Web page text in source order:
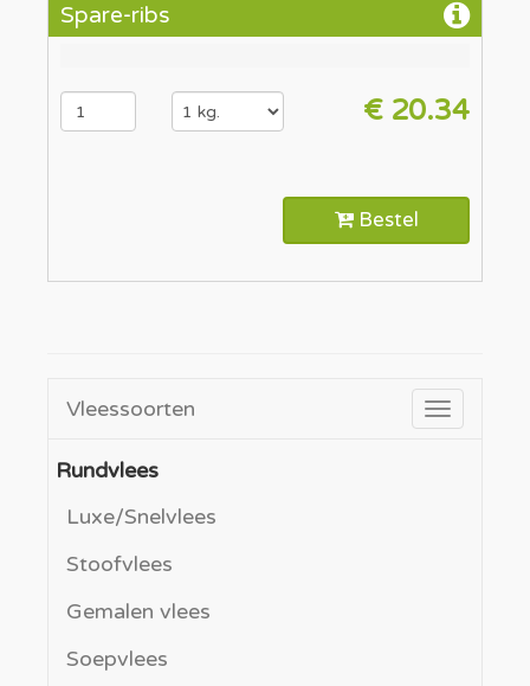
Spare-ribs
€ 20.34
Bestel
Toggle
Vleessoorten
Rundvlees
Luxe/Snelvlees
Stoofvlees
Gemalen vlees
Soepvlees